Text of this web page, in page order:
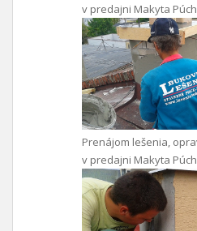
v predajni Makyta
Prenájom lešenia,
v predajni Makyta